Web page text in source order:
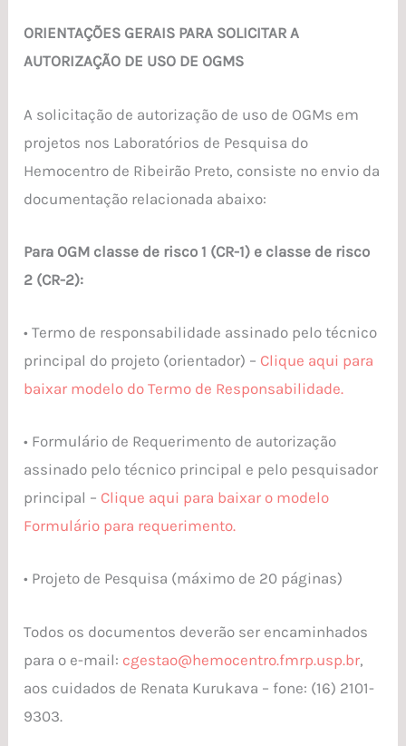
ORIENTAÇÕES GERAIS PARA SOLICITAR A
AUTORIZAÇÃO DE USO DE OGMS
A solicitação de autorização de uso de OGMs em
projetos nos Laboratórios de Pesquisa do
Hemocentro de Ribeirão Preto, consiste no envio da
documentação relacionada abaixo:
Para OGM classe de risco 1 (CR-1) e classe de risco
2 (CR-2):
• Termo de responsabilidade assinado pelo técnico
principal do projeto (orientador) – Clique aqui para
baixar modelo do Termo de Responsabilidade.
• Formulário de Requerimento de autorização
assinado pelo técnico principal e pelo pesquisador
principal – Clique aqui para baixar o modelo
Formulário para requerimento.
• Projeto de Pesquisa (máximo de 20 páginas)
Todos os documentos deverão ser encaminhados
para o e-mail: cgestao@hemocentro.fmrp.usp.br,
aos cuidados de Renata Kurukava – fone: (16) 2101-
9303.